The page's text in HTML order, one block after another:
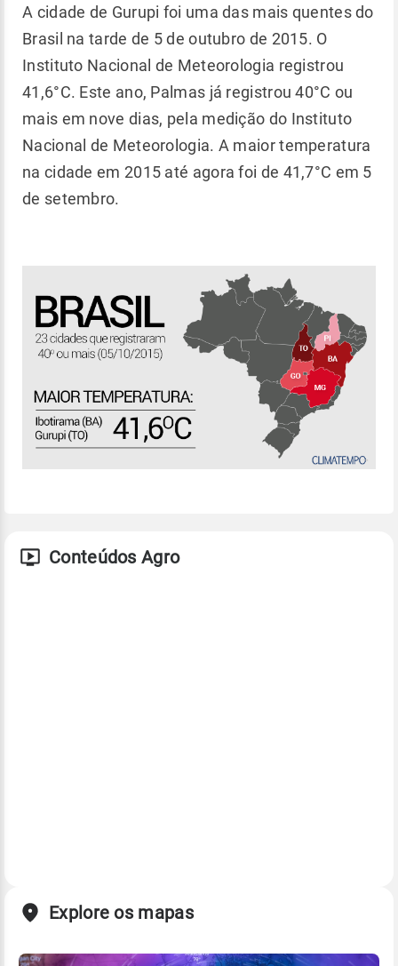
A cidade de Gurupi foi uma das mais quentes do
Brasil na tarde de 5 de outubro de 2015. O
Instituto Nacional de Meteorologia registrou
41,6°C. Este ano, Palmas já registrou 40°C ou
mais em nove dias, pela medição do Instituto
Nacional de Meteorologia. A maior temperatura
na cidade em 2015 até agora foi de 41,7°C em 5
de setembro.
Conteúdos Agro
Explore os mapas